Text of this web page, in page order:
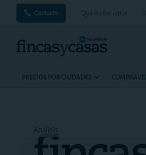
Contacto Qué le ofrecemos
PRECIOS POR CIUDADES
Análisis